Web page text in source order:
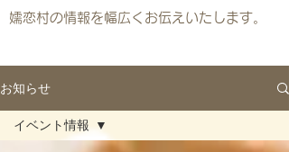
嬬恋村の情報を幅広くお伝えいたします。
お知らせ
イベント情報